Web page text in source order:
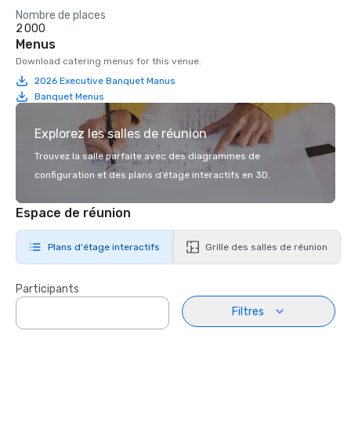
Nombre de places
2 000
Menus
Download catering menus for this venue.
2026 Executive Banquet Manus
Banquet Menus
Explorez les salles de réunion
Trouvez la salle parfaite avec des diagrammes de
configuration et des plans d’étage interactifs en 3D.
Espace de réunion
Plans d'étage interactifs Grille des salles de réunion
Participants
Filtres